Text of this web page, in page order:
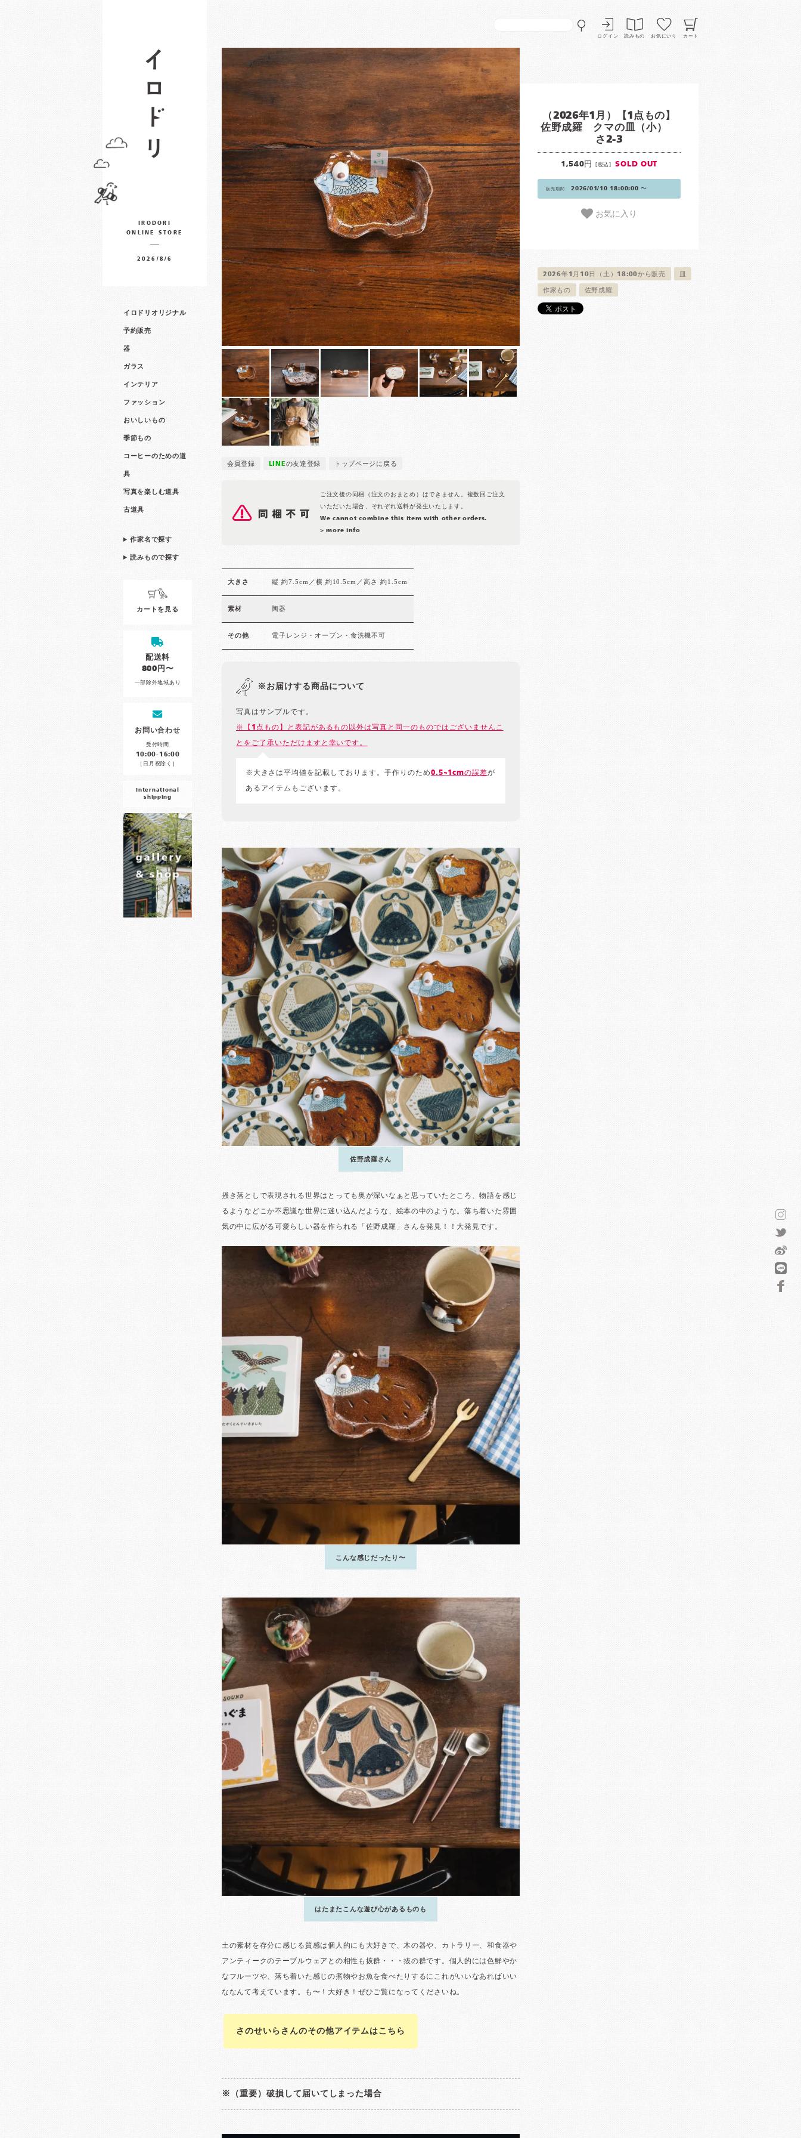
ログイン 読みもの お気にいり カート
IRODORI
ONLINE STORE
2026/8/6
イロドリオリジナル
予約販売
器
ガラス
インテリア
ファッション
おいしいもの
季節もの
コーヒーのための道
具
写真を楽しむ道具
古道具
作家名で探す
読みもので探す
カートを見る
配送料
800円〜
一部除外地域あり
お問い合わせ
受付時間
10:00-16:00
［日月祝除く］
international
shipping
会員登録 LINEの友達登録 トップページに戻る
ご注文後の同梱（注文のおまとめ）はできません。複数回ご注文
いただいた場合、それぞれ送料が発生いたします。
We cannot combine this item with other orders.
> more info
（2026年1月）【1点もの】
佐野成羅 クマの皿（小）
さ2-3
1,540円 [税込] SOLD OUT
販売期間 2026/01/10 18:00:00 〜
お気に入り
2026年1月10日（土）18:00から販売
作家もの 佐野成羅
大きさ 縦 約7.5cm／横 約10.5cm／高さ 約1.5cm
素材 陶器
その他 電子レンジ・オーブン・食洗機不可
※お届けする商品について
写真はサンプルです。
※【1点もの】と表記があるもの以外は写真と同一のものではございませんこ
とをご了承いただけますと幸いです。
※大きさは平均値を記載しております。手作りのため0.5~1cmの誤差が
あるアイテムもございます。
さのせいらさんのその他アイテムはこちら
※（重要）破損して届いてしまった場合